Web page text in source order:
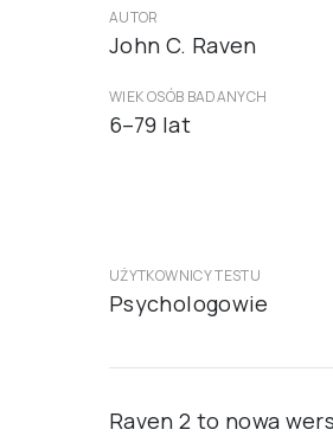
AUTOR
John C. Raven
WIEK OSÓB BADANYCH
6–79 lat
UŻYTKOWNICY TESTU
Psychologowie
Raven 2 to nowa